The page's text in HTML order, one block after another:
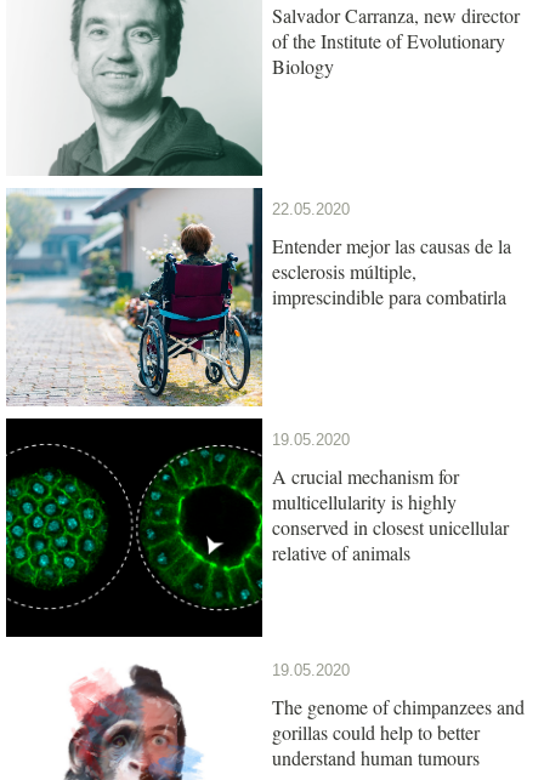
Salvador Carranza, new director
of the Institute of Evolutionary
Biology
22.05.2020
Entender mejor las causas de la
esclerosis múltiple,
imprescindible para combatirla
19.05.2020
A crucial mechanism for
multicellularity is highly
conserved in closest unicellular
relative of animals
19.05.2020
The genome of chimpanzees and
gorillas could help to better
understand human tumours